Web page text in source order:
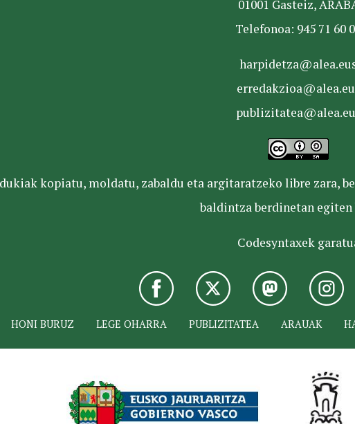
01001 Gasteiz,
Telefonoa: 945 71 60
kopiatu, moldatu, zabaldu eta argitaratzeko libre zara,
baldintza berdinetan egiten
Codesyntaxek
HONI BURUZ LEGE OHARRA PUBLIZITATEA ARAUAK